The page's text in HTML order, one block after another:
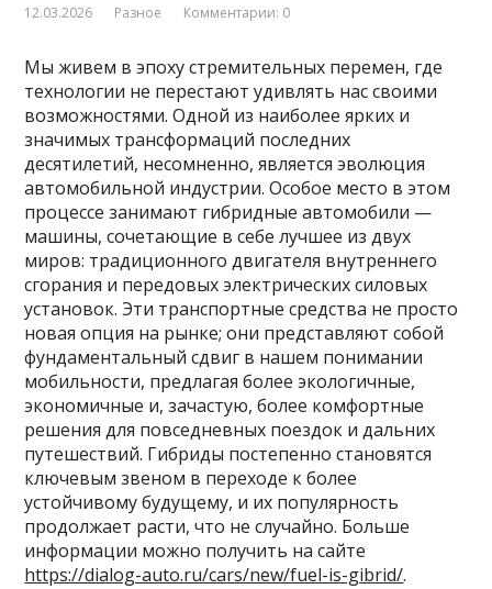
12.03.2026 Разное Комментарии: 0
Мы живем в эпоху стремительных перемен, где
технологии не перестают удивлять нас своими
возможностями. Одной из наиболее ярких и
значимых трансформаций последних
десятилетий, несомненно, является эволюция
автомобильной индустрии. Особое место в этом
процессе занимают гибридные автомобили —
машины, сочетающие в себе лучшее из двух
миров: традиционного двигателя внутреннего
сгорания и передовых электрических силовых
установок. Эти транспортные средства не просто
новая опция на рынке; они представляют собой
фундаментальный сдвиг в нашем понимании
мобильности, предлагая более экологичные,
экономичные и, зачастую, более комфортные
решения для повседневных поездок и дальних
путешествий. Гибриды постепенно становятся
ключевым звеном в переходе к более
устойчивому будущему, и их популярность
продолжает расти, что не случайно. Больше
информации можно получить на сайте
https://dialog-auto.ru/cars/new/fuel-is-gibrid/.